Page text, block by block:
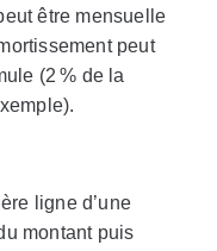
être mensuelle
peut
(2 % de la
ligne d’une
montant puis